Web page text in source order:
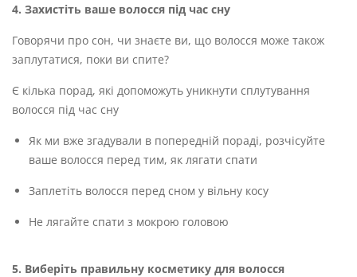
4. Захистіть ваше волосся під час сну
Говорячи про сон, чи знаєте ви, що волосся може також
заплутатися, поки ви спите?
Є кілька порад, які допоможуть уникнути сплутування
волосся під час сну
Як ми вже згадували в попередній пораді, розчісуйте
ваше волосся перед тим, як лягати спати
Заплетіть волосся перед сном у вільну косу
Не лягайте спати з мокрою головою
5. Виберіть правильну косметику для волосся